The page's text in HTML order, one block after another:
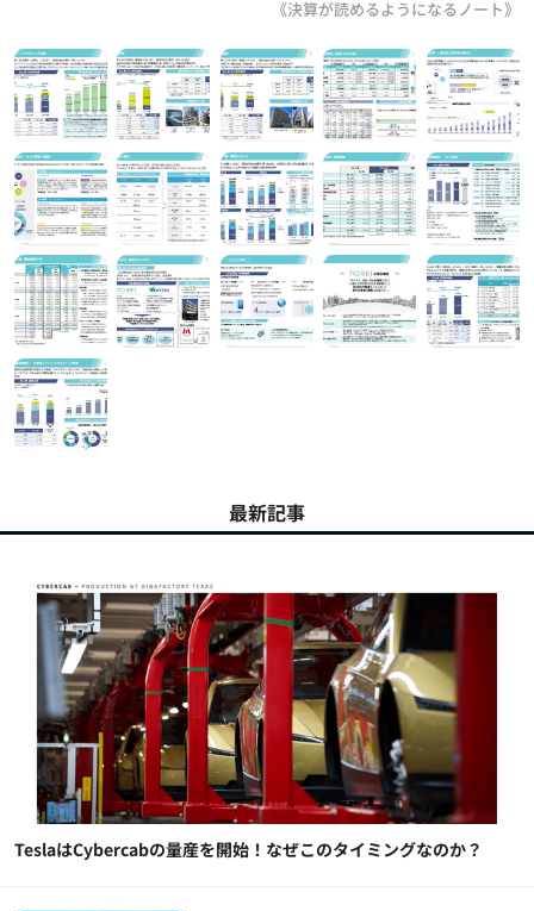
《決算が読めるようになるノート》
最新記事
TeslaはCybercabの量産を開始！なぜこのタイミングなのか？